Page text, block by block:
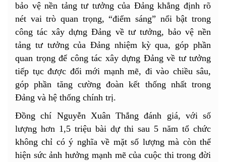
bảo vệ nền tảng tư tưởng của Đảng khẳng định rõ
nét vai trò quan trọng, “điểm sáng” nổi bật trong
công tác xây dựng Đảng về tư tưởng, bảo vệ nền
tảng tư tưởng của Đảng nhiệm kỳ qua, góp phần
quan trọng để công tác xây dựng Đảng về tư tưởng
tiếp tục được đổi mới mạnh mẽ, đi vào chiều sâu,
góp phần tăng cường đoàn kết thống nhất trong
Đảng và hệ thống chính trị.
Đồng chí Nguyễn Xuân Thắng đánh giá, với số
lượng hơn 1,5 triệu bài dự thi sau 5 năm tổ chức
không chỉ có ý nghĩa về mặt số lượng mà còn thể
hiện sức ảnh hưởng mạnh mẽ của cuộc thi trong đời